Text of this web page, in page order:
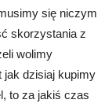
się niczym
skorzystania z
wolimy
jak dzisiaj kupimy
to za jakiś czas